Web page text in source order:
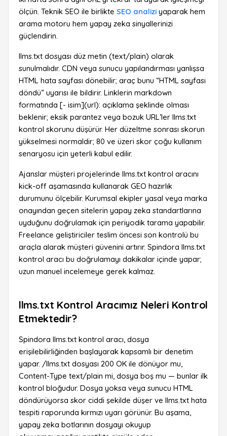
ölçün. Teknik SEO ile birlikte SEO analizi yaparak hem
arama motoru hem yapay zeka sinyallerinizi
güçlendirin.
llms.txt dosyası düz metin (text/plain) olarak
sunulmalıdır. CDN veya sunucu yapılandırması yanlışsa
HTML hata sayfası dönebilir; araç bunu “HTML sayfası
döndü” uyarısı ile bildirir. Linklerin markdown
formatında [- isim](url): açıklama şeklinde olması
beklenir; eksik parantez veya bozuk URL’ler llms.txt
kontrol skorunu düşürür. Her düzeltme sonrası skorun
yükselmesi normaldir; 80 ve üzeri skor çoğu kullanım
senaryosu için yeterli kabul edilir.
Ajanslar müşteri projelerinde llms.txt kontrol aracını
kick-off aşamasında kullanarak GEO hazırlık
durumunu ölçebilir. Kurumsal ekipler yasal veya marka
onayından geçen sitelerin yapay zeka standartlarına
uyduğunu doğrulamak için periyodik tarama yapabilir.
Freelance geliştiriciler teslim öncesi son kontrolü bu
araçla alarak müşteri güvenini artırır. Spindora llms.txt
kontrol aracı bu doğrulamayı dakikalar içinde yapar;
uzun manuel incelemeye gerek kalmaz.
llms.txt Kontrol Aracımız Neleri Kontrol
Etmektedir?
Spindora llms.txt kontrol aracı, dosya
erişilebilirliğinden başlayarak kapsamlı bir denetim
yapar. /llms.txt dosyası 200 OK ile dönüyor mu,
Content-Type text/plain mi, dosya boş mu — bunlar ilk
kontrol bloğudur. Dosya yoksa veya sunucu HTML
döndürüyorsa skor ciddi şekilde düşer ve llms.txt hata
tespiti raporunda kırmızı uyarı görünür. Bu aşama,
yapay zeka botlarının dosyayı okuyup